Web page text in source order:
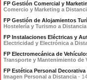
FP Gestión Comercial y
Comercio y Marketing a
FP Gestión de Alojamientos
Hostelería y Turismo a Distancia
FP Instalaciones Eléctricas y
Electricidad y Electrónica a
FP Electromecánica de
Transporte y Mantenimiento de
FP Estética Personal
Imagen Personal a Distancia -